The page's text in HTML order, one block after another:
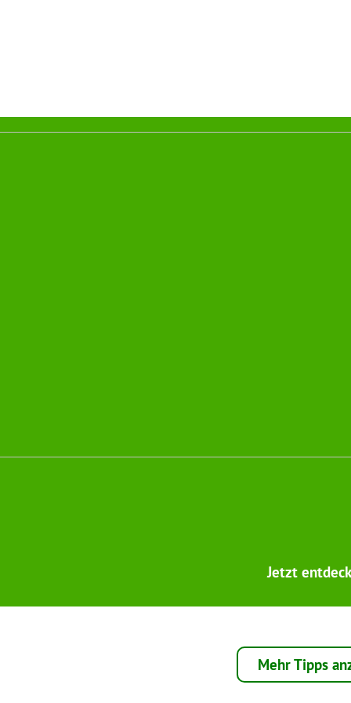
Jetzt
Mehr Tipps